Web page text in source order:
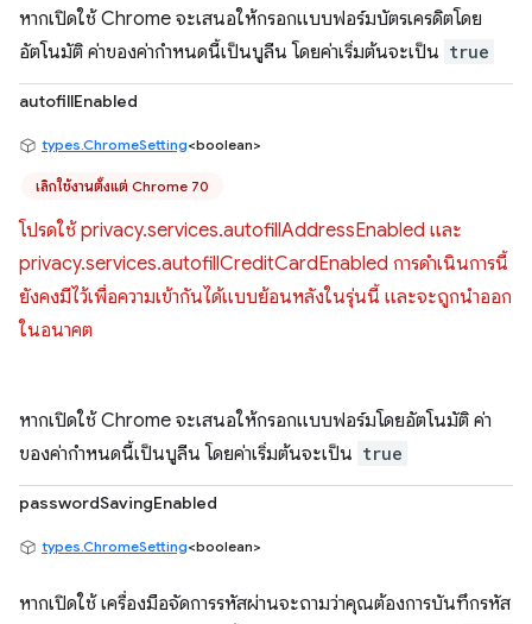
หากเปิดใช้ Chrome จะเสนอให้กรอกแบบฟอร์มบัตรเครดิตโดย
อัตโนมัติ ค่าของค่ากำหนดนี้เป็นบูลีน โดยค่าเริ่มต้นจะเป็น true
autofillEnabled
types.ChromeSetting<boolean>
เลิกใช้งานตั้งแต่ Chrome 70
โปรดใช้ privacy.services.autofillAddressEnabled และ
privacy.services.autofillCreditCardEnabled การดำเนินการนี้
ยังคงมีไว้เพื่อความเข้ากันได้แบบย้อนหลังในรุ่นนี้ และจะถูกนำออก
ในอนาคต
หากเปิดใช้ Chrome จะเสนอให้กรอกแบบฟอร์มโดยอัตโนมัติ ค่า
ของค่ากำหนดนี้เป็นบูลีน โดยค่าเริ่มต้นจะเป็น true
passwordSavingEnabled
types.ChromeSetting<boolean>
หากเปิดใช้ เครื่องมือจัดการรหัสผ่านจะถามว่าคุณต้องการบันทึกรหัส